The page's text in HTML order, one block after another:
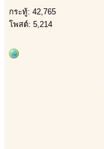
กระทู้: 42,765
โพสต์: 5,214